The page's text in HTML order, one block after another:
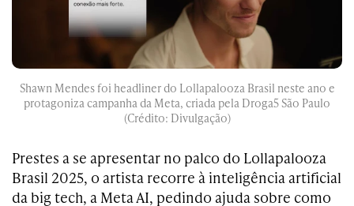
Shawn Mendes foi headliner do Lollapalooza Brasil neste ano e
protagoniza campanha da Meta, criada pela Droga5 São Paulo
(Crédito: Divulgação)
Prestes a se apresentar no palco do Lollapalooza
Brasil 2025, o artista recorre à inteligência artificial
da big tech, a Meta AI, pedindo ajuda sobre como